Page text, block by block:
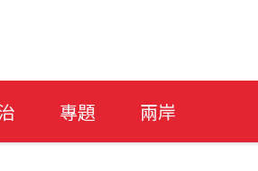
專題 兩岸